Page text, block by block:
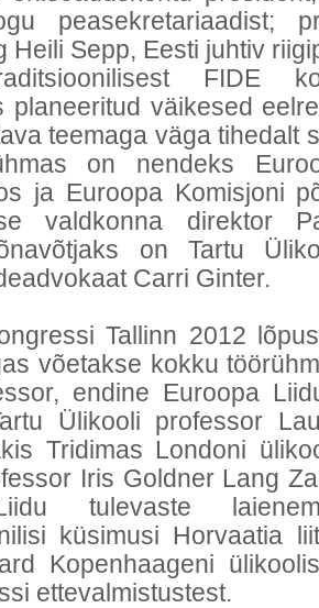
peasekretariaadist;
Heili Sepp, Eesti juhtiv
FIDE
planeeritud väikesed
teemaga väga tihedalt
on nendeks
ja Euroopa Komisjoni
valdkonna direktor
on Tartu
Carri Ginter.
Tallinn 2012
võetakse kokku
endine Euroopa
Ülikooli professor
Tridimas Londoni
Iris Goldner Lang
tulevaste
küsimusi Horvaatia
Kopenhaageni
ettevalmistustest.